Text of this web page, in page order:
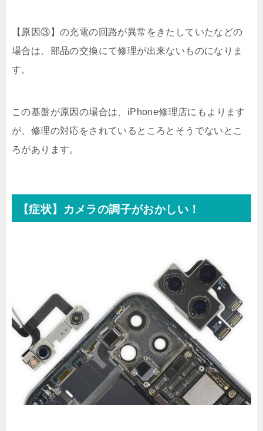
【原因③】の充電の回路が異常をきたしていたなどの
場合は、部品の交換にて修理が出来ないものになりま
す。
この基盤が原因の場合は、iPhone修理店にもよります
が、修理の対応をされているところとそうでないとこ
ろがあります。
【症状】カメラの調子がおかしい！